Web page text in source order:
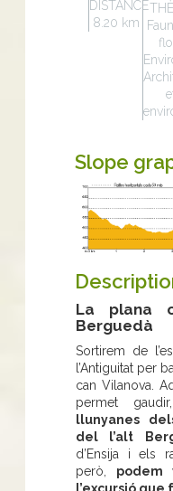
DISTANCE
8.20 km
Slope
La plana
Berguedà
Sortirem de
l’Antiguitat per
can Vilanova.
permet
llunyanes
del l’alt
d’Ensija i els
però, podem
l’excursió que